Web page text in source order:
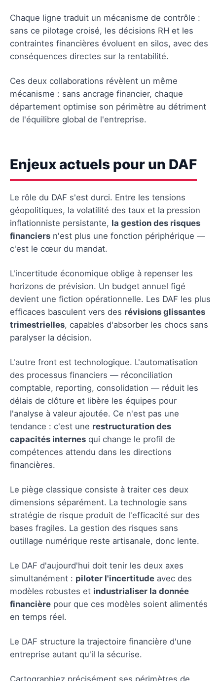
Chaque ligne traduit un mécanisme de contrôle :
sans ce pilotage croisé, les décisions RH et les
contraintes financières évoluent en silos, avec des
conséquences directes sur la rentabilité.
Ces deux collaborations révèlent un même
mécanisme : sans ancrage financier, chaque
département optimise son périmètre au détriment
de l'équilibre global de l'entreprise.
Enjeux actuels pour un DAF
Le rôle du DAF s'est durci. Entre les tensions
géopolitiques, la volatilité des taux et la pression
inflationniste persistante, la gestion des risques
financiers n'est plus une fonction périphérique —
c'est le cœur du mandat.
L'incertitude économique oblige à repenser les
horizons de prévision. Un budget annuel figé
devient une fiction opérationnelle. Les DAF les plus
efficaces basculent vers des révisions glissantes
trimestrielles, capables d'absorber les chocs sans
paralyser la décision.
L'autre front est technologique. L'automatisation
des processus financiers — réconciliation
comptable, reporting, consolidation — réduit les
délais de clôture et libère les équipes pour
l'analyse à valeur ajoutée. Ce n'est pas une
tendance : c'est une restructuration des
capacités internes qui change le profil de
compétences attendu dans les directions
financières.
Le piège classique consiste à traiter ces deux
dimensions séparément. La technologie sans
stratégie de risque produit de l'efficacité sur des
bases fragiles. La gestion des risques sans
outillage numérique reste artisanale, donc lente.
Le DAF d'aujourd'hui doit tenir les deux axes
simultanément : piloter l'incertitude avec des
modèles robustes et industrialiser la donnée
financière pour que ces modèles soient alimentés
en temps réel.
Le DAF structure la trajectoire financière d'une
entreprise autant qu'il la sécurise.
Cartographiez précisément ses périmètres de